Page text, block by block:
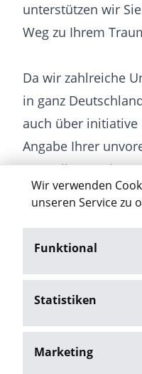
Wir verwenden
unseren Service zu
Funktional
Statistiken
Marketing
unterstützen wir
Weg zu Ihrem
Da wir zahlreiche
in ganz
auch über
Angabe Ihrer
Vorstellungen
auf Ihrer